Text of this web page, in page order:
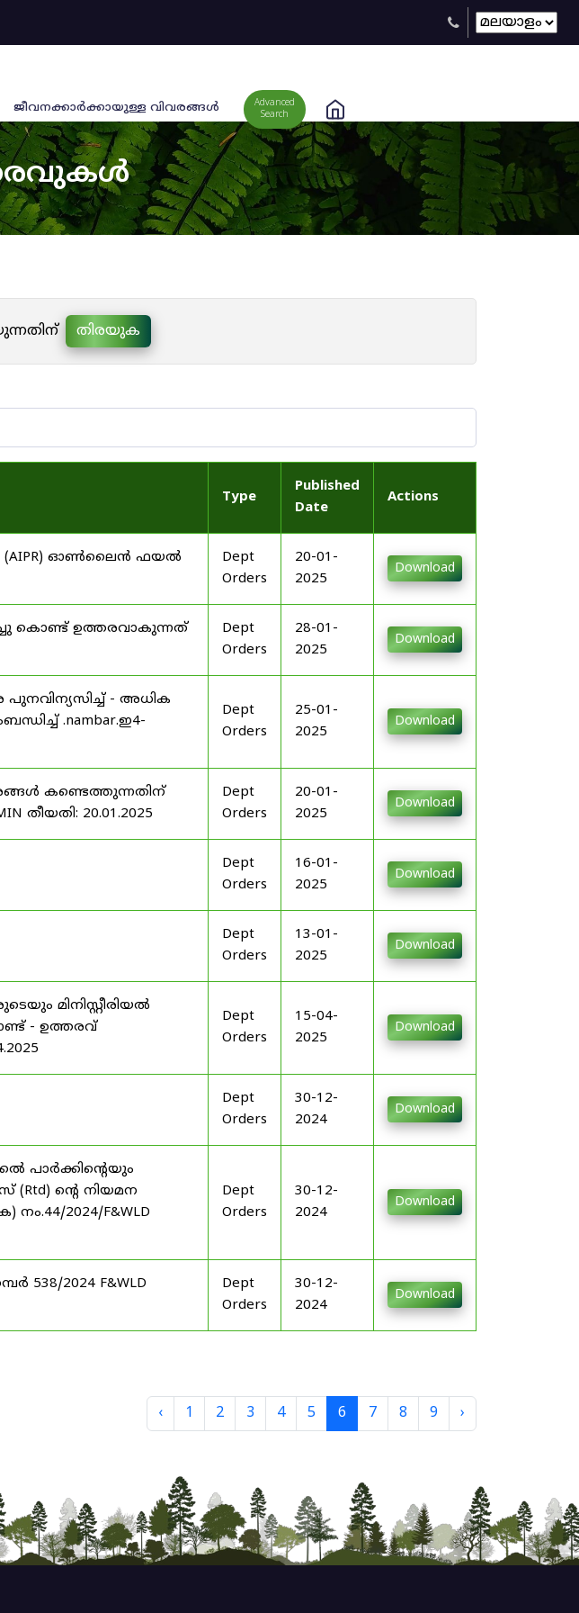
ജീവനക്കാര്‍ക്കായുള്ള വിവരങ്ങള്‍
Advanced
Search
തിരയുക
Type
Published
Date
Actions
(AIPR) ഓൺലൈൻ ഫയൽ
Dept
Orders
20-01-
2025
Download
കൊണ്ട് ഉത്തരവാകുന്നത്
Dept
Orders
28-01-
2025
Download
പുനവിന്യസിച്ച് - അധിക
.nambar.ഇ4-
Dept
Orders
25-01-
2025
Download
കണ്ടെത്തുന്നതിന്
തീയതി: 20.01.2025
Dept
Orders
20-01-
2025
Download
Dept
Orders
16-01-
2025
Download
Dept
Orders
13-01-
2025
Download
മിനിസ്റ്റീരിയൽ
- ഉത്തരവ്
Dept
Orders
15-04-
2025
Download
Dept
Orders
30-12-
2024
Download
പാർക്കിന്റെയും
ന്റെ നിയമന
2024/F&WLD
Dept
Orders
30-12-
2024
Download
538/2024 F&WLD
Dept
Orders
30-12-
2024
Download
‹ 1 2 3 4 5 6 7 8 9 ›